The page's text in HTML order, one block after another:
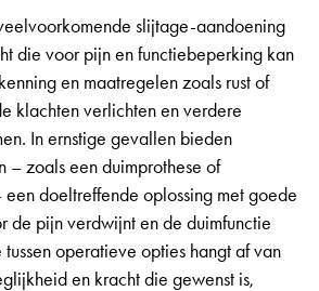
slijtage-aandoening
die voor pijn en functiebeperking kan
en maatregelen zoals rust of
klachten verlichten en verdere
In ernstige gevallen bieden
– zoals een duimprothese of
doeltreffende oplossing met goede
de pijn verdwijnt en de duimfunctie
operatieve opties hangt af van
en kracht die gewenst is,